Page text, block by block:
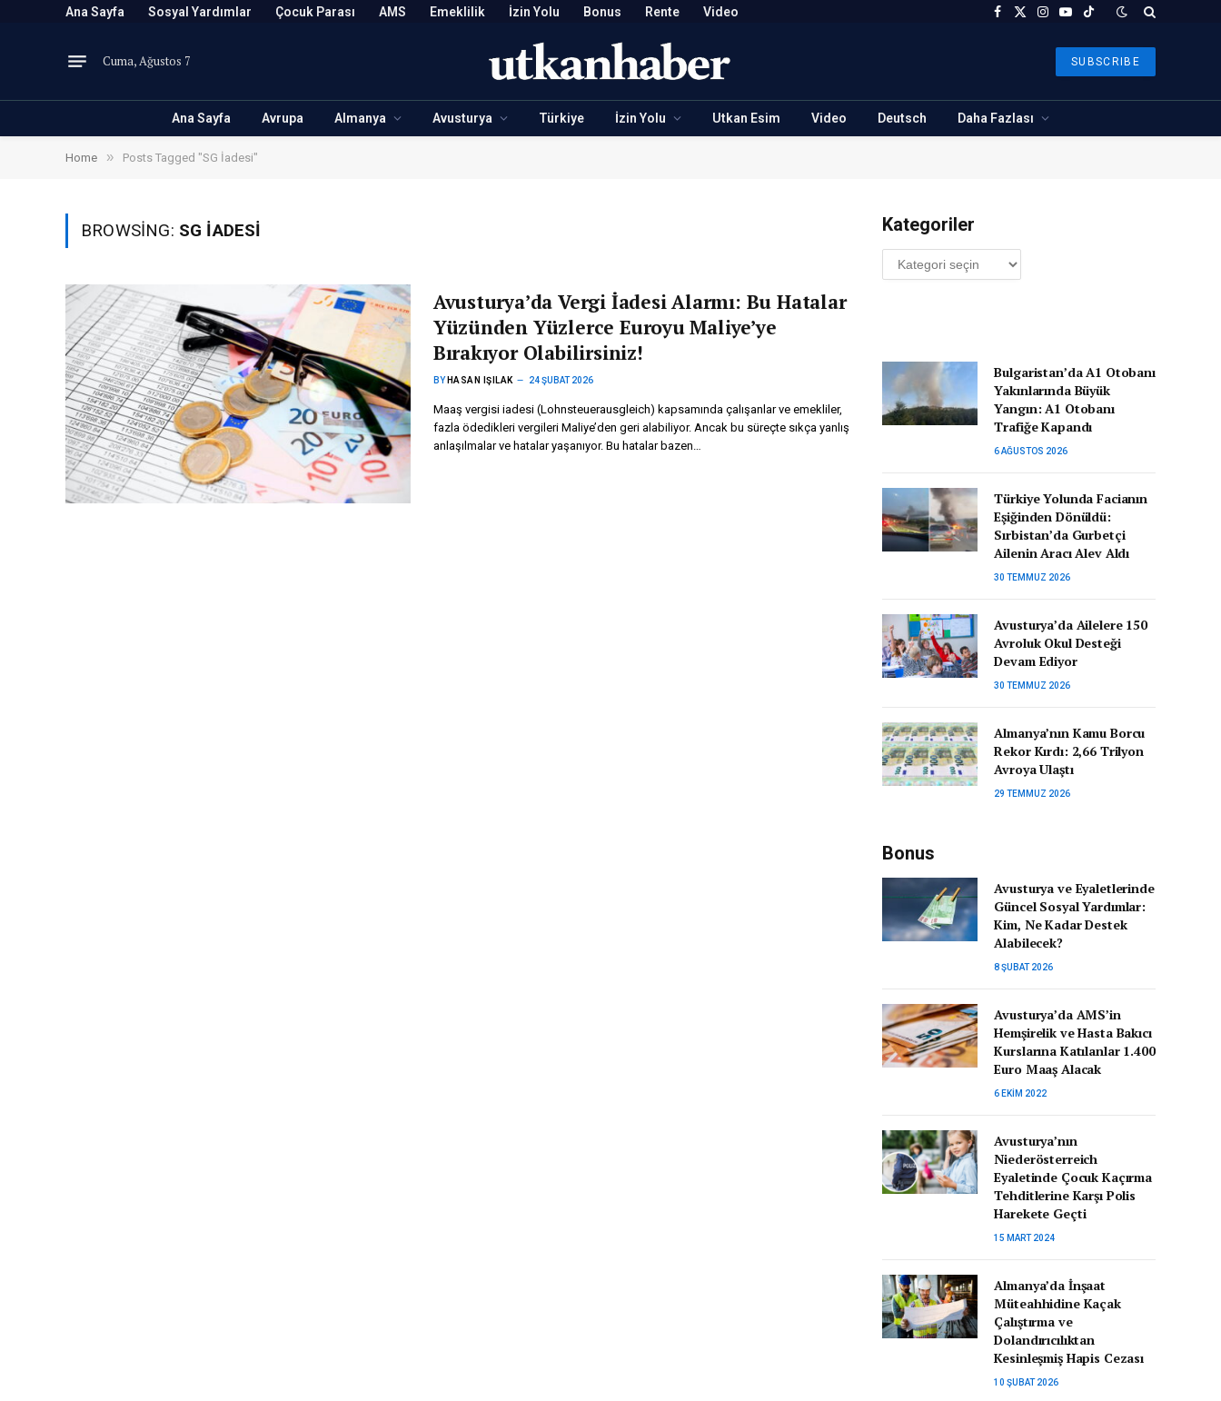
Ana Sayfa Sosyal Yardımlar Çocuk Parası AMS Emeklilik İzin Yolu Bonus Rente Video Facebook
X
Instagram
YouTubeTikTok
Cuma, Ağustos 7 SUBSCRIBE
Ana Sayfa Avrupa Almanya Avusturya Türkiye İzin Yolu Utkan Esim Video Deutsch Daha Fazlası
Home » Posts Tagged "SG İadesi"
BROWSING: SG İADESI
Avusturya’da Vergi İadesi Alarmı: Bu Hatalar
Yüzünden Yüzlerce Euroyu Maliye’ye
Bırakıyor Olabilirsiniz!
BY HASAN IŞILAK 24 ŞUBAT 2026
Maaş vergisi iadesi (Lohnsteuerausgleich) kapsamında çalışanlar ve emekliler,
fazla ödedikleri vergileri Maliye’den geri alabiliyor. Ancak bu süreçte sıkça yanlış
anlaşılmalar ve hatalar yaşanıyor. Bu hatalar bazen…
Kategoriler
Kategoriler
Bulgaristan’da A1 Otobanı
Yakınlarında Büyük
Yangın: A1 Otobanı
Trafiğe Kapandı
6 AĞUSTOS 2026
Türkiye Yolunda Facianın
Eşiğinden Dönüldü:
Sırbistan’da Gurbetçi
Ailenin Aracı Alev Aldı
30 TEMMUZ 2026
Avusturya’da Ailelere 150
Avroluk Okul Desteği
Devam Ediyor
30 TEMMUZ 2026
Almanya’nın Kamu Borcu
Rekor Kırdı: 2,66 Trilyon
Avroya Ulaştı
29 TEMMUZ 2026
Bonus
Avusturya ve Eyaletlerinde
Güncel Sosyal Yardımlar:
Kim, Ne Kadar Destek
Alabilecek?
8 ŞUBAT 2026
Avusturya’da AMS’in
Hemşirelik ve Hasta Bakıcı
Kurslarına Katılanlar 1.400
Euro Maaş Alacak
6 EKIM 2022
Avusturya’nın
Niederösterreich
Eyaletinde Çocuk Kaçırma
Tehditlerine Karşı Polis
Harekete Geçti
15 MART 2024
Almanya’da İnşaat
Müteahhidine Kaçak
Çalıştırma ve
Dolandırıcılıktan
Kesinleşmiş Hapis Cezası
10 ŞUBAT 2026